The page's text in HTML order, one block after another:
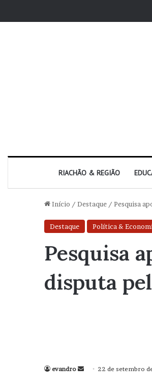
RIACHÃO & REGIÃO
Início / Destaque / Pesquisa
Destaque Política &
Pesquisa
disputa
evandro
Mande22 de setembro